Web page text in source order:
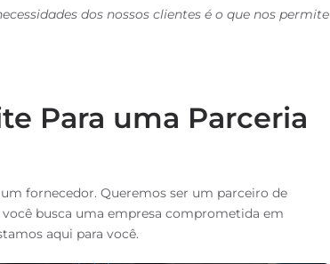
dos nossos clientes é o que nos permite
Para uma Parceria
fornecedor. Queremos ser um parceiro de
busca uma empresa comprometida em
aqui para você.